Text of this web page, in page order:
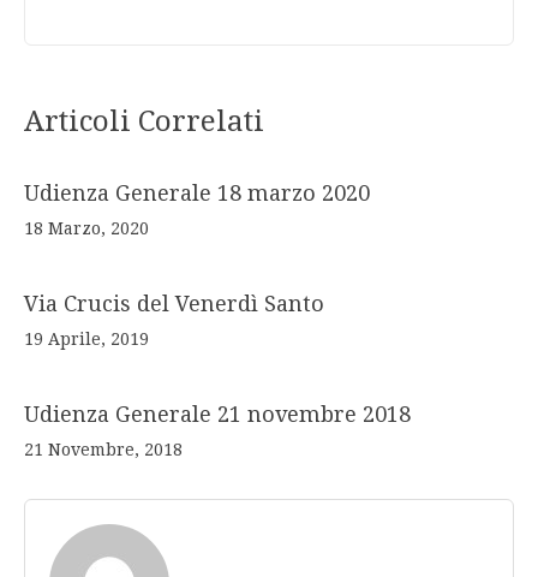
Articoli Correlati
Udienza Generale 18 marzo 2020
18 Marzo, 2020
Via Crucis del Venerdì Santo
19 Aprile, 2019
Udienza Generale 21 novembre 2018
21 Novembre, 2018